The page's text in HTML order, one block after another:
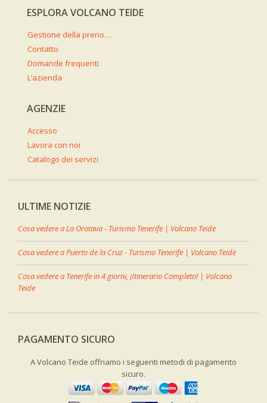
ESPLORA VOLCANO TEIDE
Gestione della prenotazione
Contatto
Domande frequenti
L’azienda
AGENZIE
Accesso
Lavora con noi
Catalogo dei servizi
ULTIME NOTIZIE
Cosa vedere a La Orotava - Turismo Tenerife | Volcano Teide
Cosa vedere a Puerto de la Cruz - Turismo Tenerife | Volcano Teide
Cosa vedere a Tenerife in 4 giorni, ¡Itinerario Completo! | Volcano
Teide
PAGAMENTO SICURO
A Volcano Teide offriamo i seguenti metodi di pagamento
sicuro.